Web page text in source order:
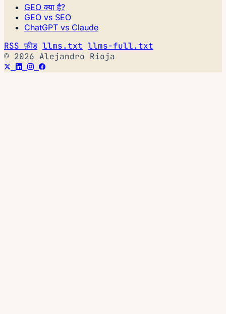
GEO क्या है?
GEO vs SEO
ChatGPT vs Claude
RSS फ़ीड llms.txt llms-full.txt
© 2026 Alejandro Rioja